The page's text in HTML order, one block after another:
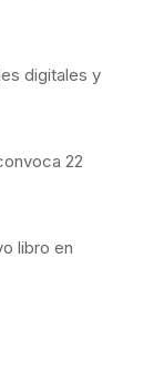
digitales y
22
libro en